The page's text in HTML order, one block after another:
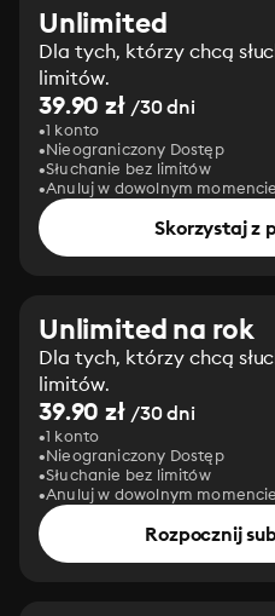
Unlimited
Dla tych, którzy chcą
limitów.
39.90 zł/30 dni
1 konto
Nieograniczony Dostęp
Słuchanie bez limitów
Anuluj w dowolnym momencie
Skorzystaj z
Unlimited na rok
Dla tych, którzy chcą
limitów.
39.90 zł/30 dni
1 konto
Nieograniczony Dostęp
Słuchanie bez limitów
Anuluj w dowolnym momencie
Rozpocznij